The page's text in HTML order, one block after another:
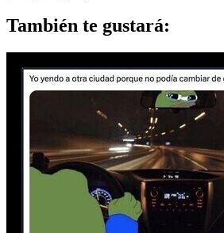
También te gustará: